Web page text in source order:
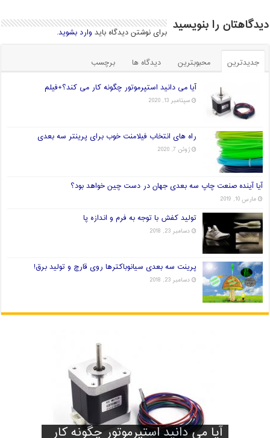
دیدگاهتان را بنویسید برای نوشتن دیدگاه باید وارد بشوید.
جدیدترین محبوبترین دیدگاه ها برچسب
آیا می دانید استپرموتور چگونه کار می کند؟+فیلم
سپتامبر 13, 2020
راه های انتخاب فیلامنت خوب برای پرینتر سه بعدی
ژوئن 7, 2020
آیا آینده صنعت چاپ سه بعدی جهان در دست چین خواهد بود؟
مارس 10, 2019
تولید کفش با توجه به فرم و اندازه پا
دسامبر 23, 2018
پرینت سه بعدی سیانوباکترها روی قارچ و تولید برق!
دسامبر 23, 2018
آیا می دانید استپرموتور چگونه کار
راه های انتخاب فیلامنت خوب برای
آیا آینده صنعت چاپ سه بعدی
تولید کفش با توجه به فرم و اندازه
پرینت سه بعدی سیانوباکترها روی